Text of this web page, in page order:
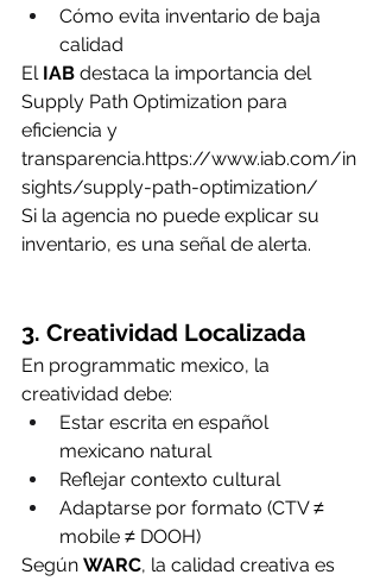
Cómo evita inventario de baja
calidad
El IAB destaca la importancia del
Supply Path Optimization para
eficiencia y
transparencia.https://www.iab.com/in
sights/supply-path-optimization/
Si la agencia no puede explicar su
inventario, es una señal de alerta.
3. Creatividad Localizada
En programmatic mexico, la
creatividad debe:
Estar escrita en español
mexicano natural
Reflejar contexto cultural
Adaptarse por formato (CTV ≠
mobile ≠ DOOH)
Según WARC, la calidad creativa es